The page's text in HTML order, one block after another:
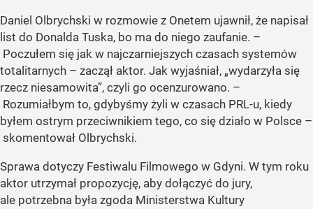
Daniel Olbrychski w rozmowie z Onetem ujawnił, że napisał
list do Donalda Tuska, bo ma do niego zaufanie. –
Poczułem się jak w najczarniejszych czasach systemów
totalitarnych – zaczął aktor. Jak wyjaśniał, „wydarzyła się
rzecz niesamowita”, czyli go ocenzurowano. –
Rozumiałbym to, gdybyśmy żyli w czasach PRL-u, kiedy
byłem ostrym przeciwnikiem tego, co się działo w Polsce –
skomentował Olbrychski.
Sprawa dotyczy Festiwalu Filmowego w Gdyni. W tym roku
aktor utrzymał propozycję, aby dołączyć do jury,
ale potrzebna była zgoda Ministerstwa Kultury